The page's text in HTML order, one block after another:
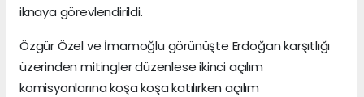
iknaya görevlendirildi.
Özgür Özel ve İmamoğlu görünüşte Erdoğan karşıtlığı
üzerinden mitingler düzenlese ikinci açılım
komisyonlarına koşa koşa katılırken açılım